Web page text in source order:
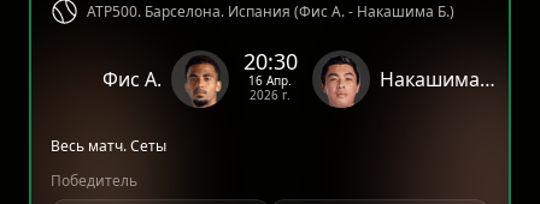
ATP500. Барселона. Испания (Фис А. - Накашима Б.)
Фис А.
20:30
16 Апр.
2026 г.
Накашима Б.
Весь матч. Сеты
Победитель